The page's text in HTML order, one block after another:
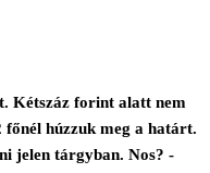
Kétszáz forint alatt nem
húzzuk meg a határt.
jelen tárgyban. Nos? -